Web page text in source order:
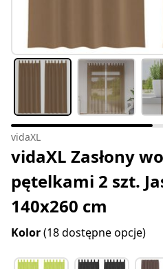
vidaXL
vidaXL Zasłony
pętelkami 2 szt.
140x260 cm
Kolor(18 dostępne opcje)